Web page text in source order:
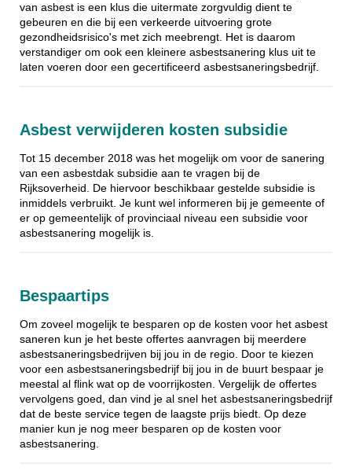
van asbest is een klus die uitermate zorgvuldig dient te
gebeuren en die bij een verkeerde uitvoering grote
gezondheidsrisico's met zich meebrengt. Het is daarom
verstandiger om ook een kleinere asbestsanering klus uit te
laten voeren door een gecertificeerd asbestsaneringsbedrijf.
Asbest verwijderen kosten subsidie
Tot 15 december 2018 was het mogelijk om voor de sanering
van een asbestdak subsidie aan te vragen bij de
Rijksoverheid. De hiervoor beschikbaar gestelde subsidie is
inmiddels verbruikt. Je kunt wel informeren bij je gemeente of
er op gemeentelijk of provinciaal niveau een subsidie voor
asbestsanering mogelijk is.
Bespaartips
Om zoveel mogelijk te besparen op de kosten voor het asbest
saneren kun je het beste offertes aanvragen bij meerdere
asbestsaneringsbedrijven bij jou in de regio. Door te kiezen
voor een asbestsaneringsbedrijf bij jou in de buurt bespaar je
meestal al flink wat op de voorrijkosten. Vergelijk de offertes
vervolgens goed, dan vind je al snel het asbestsaneringsbedrijf
dat de beste service tegen de laagste prijs biedt. Op deze
manier kun je nog meer besparen op de kosten voor
asbestsanering.